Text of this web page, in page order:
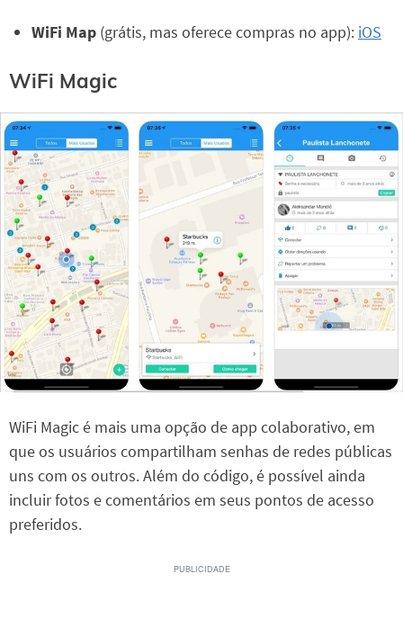
WiFi Map (grátis, mas oferece compras no app): iOS
WiFi Magic
WiFi Magic é mais uma opção de app colaborativo, em
que os usuários compartilham senhas de redes públicas
uns com os outros. Além do código, é possível ainda
incluir fotos e comentários em seus pontos de acesso
preferidos.